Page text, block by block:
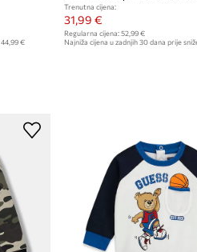
44,99 €
Trenutna cijena:
31,99 €
Regularna cijena: 52,99 €
Najniža cijena u zadnjih 30 dana prije